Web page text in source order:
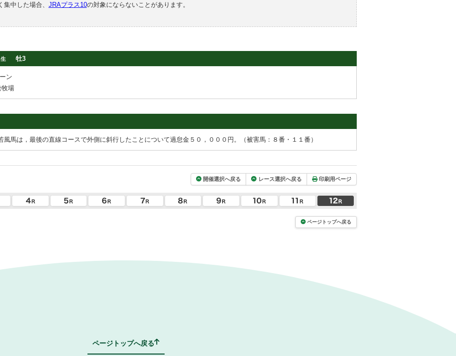
中した場合、 JRAプラス10の対象にならないことがあります。
牡3
ン
牧場
風馬は，最後の直線コースで外側に斜行したことについて過怠金５０，０００円。（被害馬：８番・１１番）
開催選択へ戻る レース選択へ戻る 印刷用ページ
ページトップへ戻る
ページトップへ戻る